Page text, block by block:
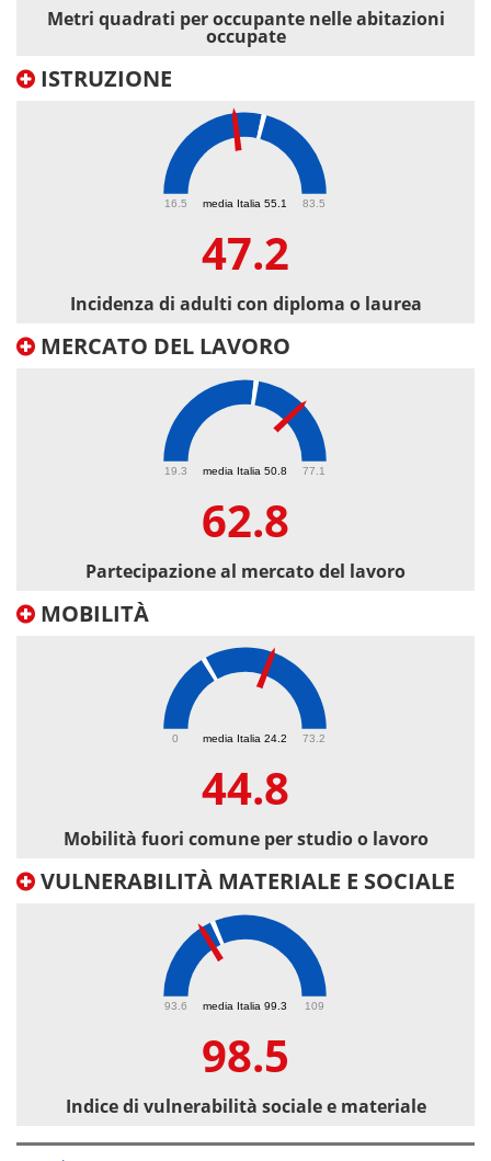
Metri quadrati per occupante nelle abitazioni
occupate
ISTRUZIONE
media Italia 55.1
16.5 83.5
47.2
Incidenza di adulti con diploma o laurea
MERCATO DEL LAVORO
media Italia 50.8
19.3 77.1
62.8
Partecipazione al mercato del lavoro
MOBILITÀ
media Italia 24.2
0 73.2
44.8
Mobilità fuori comune per studio o lavoro
VULNERABILITÀ MATERIALE E SOCIALE
media Italia 99.3
93.6 109
98.5
Indice di vulnerabilità sociale e materiale